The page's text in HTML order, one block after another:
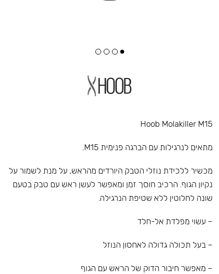
Hoob Molakiller M15
מתאים לנרגילות עם הברגה פנימית M15.
מכשיר ללכידת נוזלי הטבק היורדים מהראש, על מנת לשמור על
נקיון הגוף. הרכיב חוסך זמן ומאפשר לעשן ראש עם טבק בטעם
שונה לחלוטין ללא שטיפת הנרגילה.
– עשוי מפלדת אל-חלד
– בעל תכולה גדולה לאחסון הנוזל
– מאפשר חיבור הדוק של הראש עם הגוף